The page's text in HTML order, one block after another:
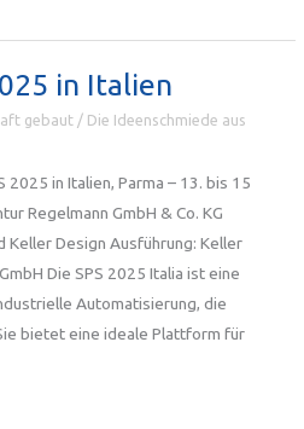
in Italien
gebaut / Die Ideenschmiede aus
in Italien, Parma – 13. bis 15
Regelmann GmbH & Co. KG
Keller Design Ausführung: Keller
Die SPS 2025 Italia ist eine
Automatisierung, die
bietet eine ideale Plattform für